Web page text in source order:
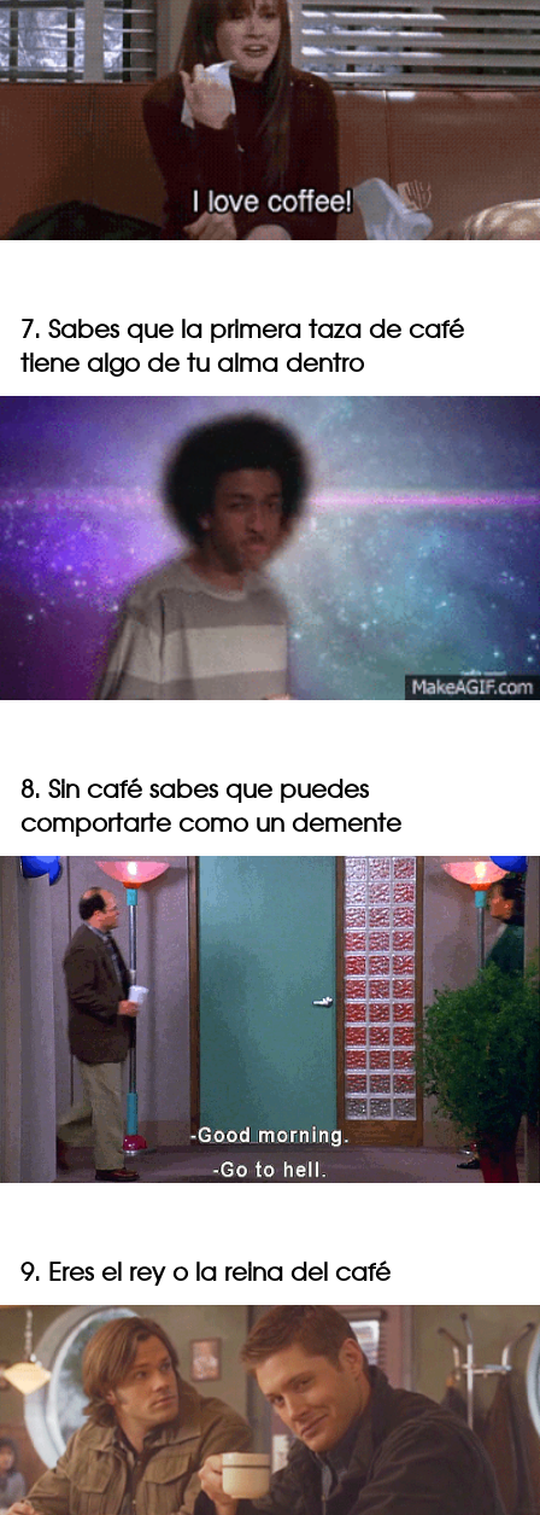
7. Sabes que la primera taza de café
tiene algo de tu alma dentro
8. Sin café sabes que puedes
comportarte como un demente
9. Eres el rey o la reina del café